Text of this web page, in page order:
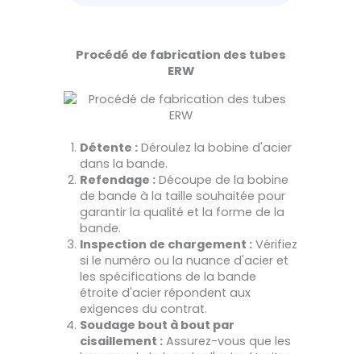
Procédé de fabrication des tubes
ERW
Détente : Déroulez la bobine d'acier
dans la bande.
Refendage : Découpe de la bobine
de bande à la taille souhaitée pour
garantir la qualité et la forme de la
bande.
Inspection de chargement : Vérifiez
si le numéro ou la nuance d'acier et
les spécifications de la bande
étroite d'acier répondent aux
exigences du contrat.
Soudage bout à bout par
cisaillement : Assurez-vous que les